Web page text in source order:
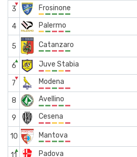
3
▼ Frosinone
4
Palermo
5 Catanzaro
6
▲ Juve Stabia
7
▼ Modena
8
Avellino
9
Cesena
10 Mantova
11
▲ Padova